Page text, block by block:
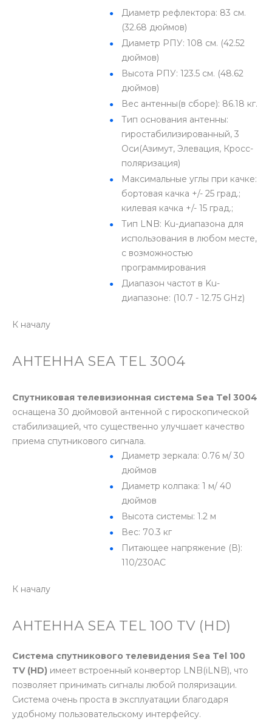
Диаметр рефлектора: 83 см.
(32.68 дюймов)
Диаметр РПУ: 108 см. (42.52
дюймов)
Высота РПУ: 123.5 см. (48.62
дюймов)
Вес антенны(в сборе): 86.18 кг.
Тип основания антенны:
гиростабилизированный, 3
Оси(Азимут, Элевация, Кросс-
поляризация)
Максимальные углы при качке:
бортовая качка +/- 25 град.;
килевая качка +/- 15 град.;
Тип LNB: Ku-диапазона для
использования в любом месте,
с возможностью
программирования
Диапазон частот в Ku-
диапазоне: (10.7 - 12.75 GHz)
К началу
АНТЕННА SEA TEL 3004
Спутниковая телевизионная система Sea Tel 3004
оснащена 30 дюймовой антенной с гироскопической
стабилизацией, что существенно улучшает качество
приема спутникового сигнала.
Диаметр зеркала: 0.76 м/ 30
дюймов
Диаметр колпака: 1 м/ 40
дюймов
Высота системы: 1.2 м
Вес: 70.3 кг
Питающее напряжение (В):
110/230AC
К началу
АНТЕННА SEA TEL 100 TV (HD)
Система спутникового телевидения Sea Tel 100
TV (HD) имеет встроенный конвертор LNB(iLNB), что
позволяет принимать сигналы любой поляризации.
Система очень проста в эксплуатации благодаря
удобному пользовательскому интерфейсу.